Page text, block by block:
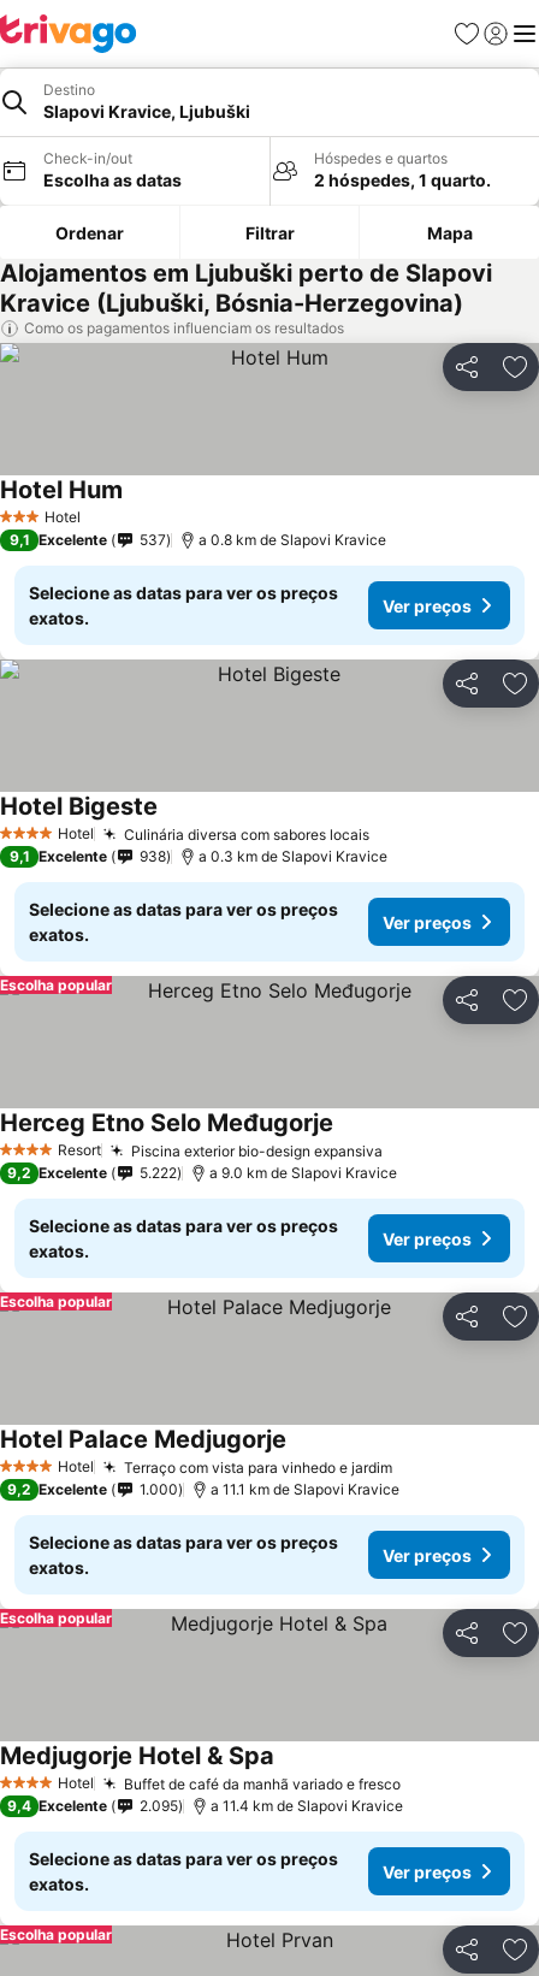
Favoritos
Iniciar
Destino
Slapovi Kravice, Ljubuški
Check-in/out
Escolha as datas
Hóspedes e quartos
2 hóspedes, 1 quarto.
Ordenar Filtrar Mapa
Alojamentos em Ljubuški perto de Slapovi
Kravice (Ljubuški, Bósnia-Herzegovina)
Como os pagamentos influenciam os resultados
Partilhar
3 EstrelasHotel
Hotel Hum
9,1 Excelente 537 a 0.8 km de Slapovi Kravice
Selecione as datas para ver os preços
exatos.
Ver preços
Partilhar
4 EstrelasHotel Culinária diversa com sabores locais
Hotel Bigeste
9,1 Excelente 938 a 0.3 km de Slapovi Kravice
Selecione as datas para ver os preços
exatos.
Ver preços
Partilhar
Escolha popular
4 EstrelasResort Piscina exterior bio-design expansiva
Herceg Etno Selo Međugorje
9,2 Excelente 5.222 a 9.0 km de Slapovi Kravice
Selecione as datas para ver os preços
exatos.
Ver preços
Partilhar
Escolha popular
4 EstrelasHotel Terraço com vista para vinhedo e jardim
Hotel Palace Medjugorje
9,2 Excelente 1.000 a 11.1 km de Slapovi Kravice
Selecione as datas para ver os preços
exatos.
Ver preços
Partilhar
Escolha popular
4 EstrelasHotel Buffet de café da manhã variado e fresco
Medjugorje Hotel & Spa
9,4 Excelente 2.095 a 11.4 km de Slapovi Kravice
Selecione as datas para ver os preços
exatos.
Ver preços
Partilhar
Escolha popular